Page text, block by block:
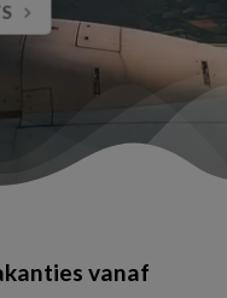
vanaf